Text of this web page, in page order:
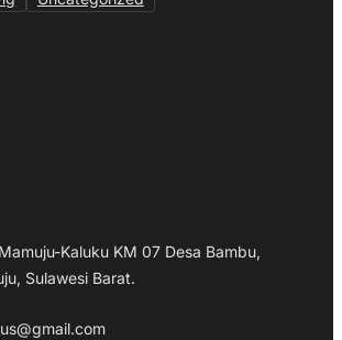
Kaluku KM 07 Desa Bambu,
Sulawesi Barat.